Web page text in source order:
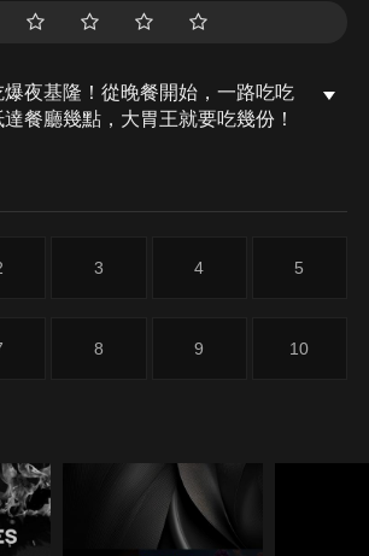
夜基隆！從晚餐開始，一路吃吃
餐廳幾點，大胃王就要吃幾份！
3 4 5
8 9 10